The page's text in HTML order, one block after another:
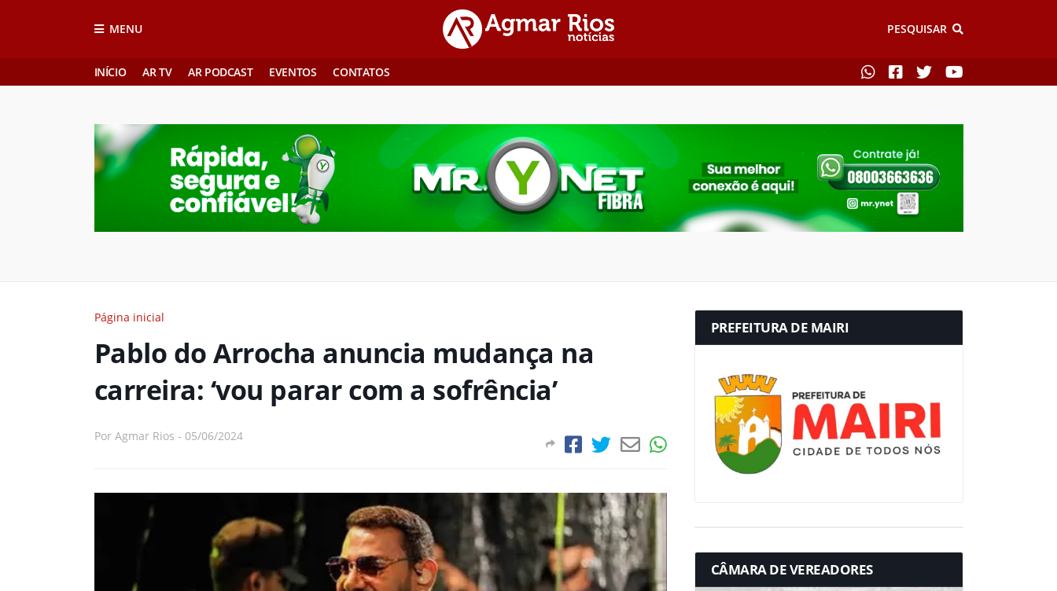
MENU PESQUISAR
INÍCIO AR TV AR PODCAST EVENTOS CONTATOS
Página inicial
Pablo do Arrocha anuncia mudança na
carreira: ‘vou parar com a sofrência’
Por Agmar Rios - 05/06/2024
PREFEITURA DE MAIRI
CÂMARA DE VEREADORES